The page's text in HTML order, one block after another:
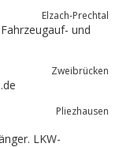
Elzach-Prechtal
und
Zweibrücken
Pliezhausen
LKW-